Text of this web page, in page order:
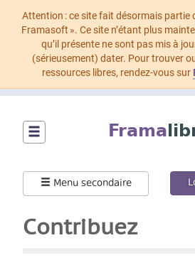
Attention : ce site fait désormais partie
Framasoft ». Ce site n’étant plus
qu’il présente ne sont pas mis à
(sérieusement) dater. Pour trouver
ressources libres, rendez-vous sur
contenu
principal
Frama
menuMenu secondaire
Contribuez